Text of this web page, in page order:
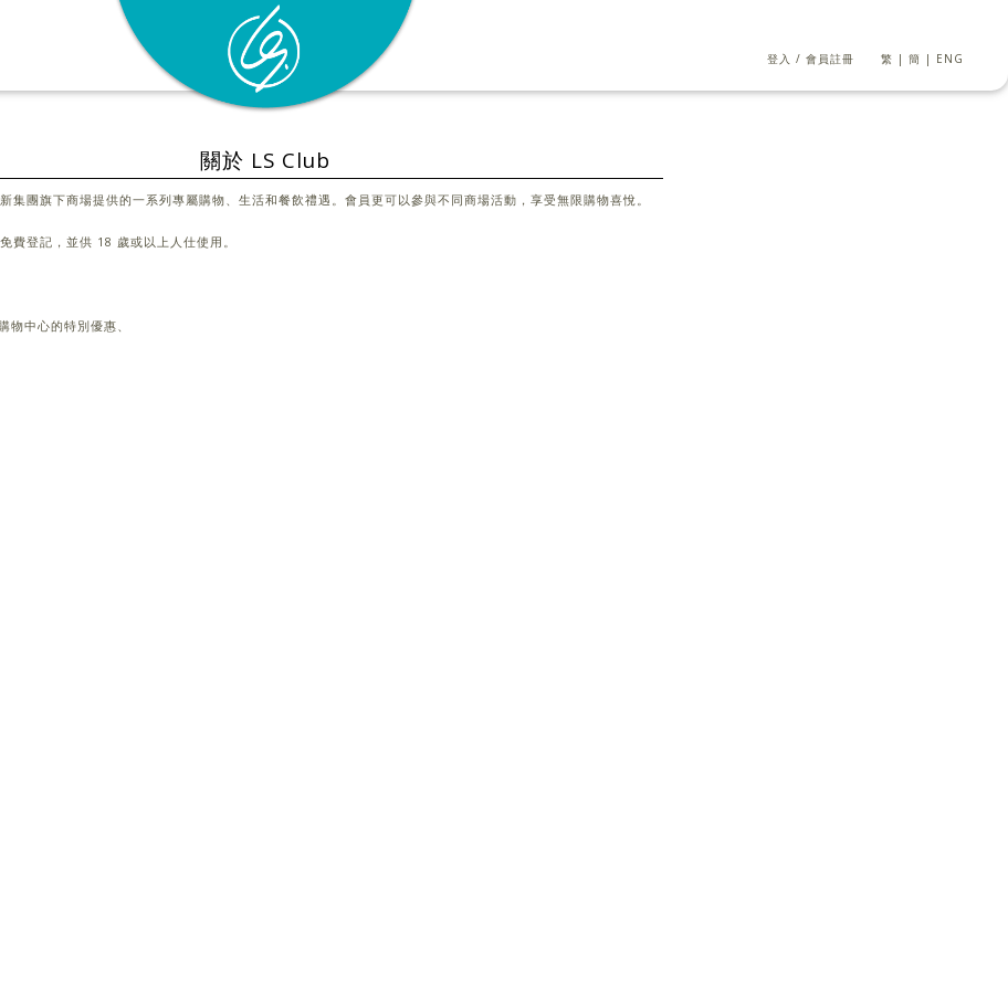
登入 / 會員註冊 繁 | 簡 | ENG
關於 LS Club
集團旗下商場提供的一系列專屬購物、生活和餐飲禮遇。會員更可以參與不同商場活動，享受無限購物喜悅。
費登記，並供 18 歲或以上人仕使用。
物中心的特別優惠、